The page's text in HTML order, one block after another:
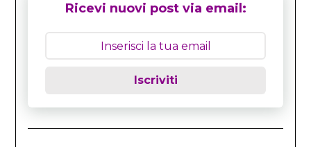
Ricevi nuovi post via email:
Iscriviti